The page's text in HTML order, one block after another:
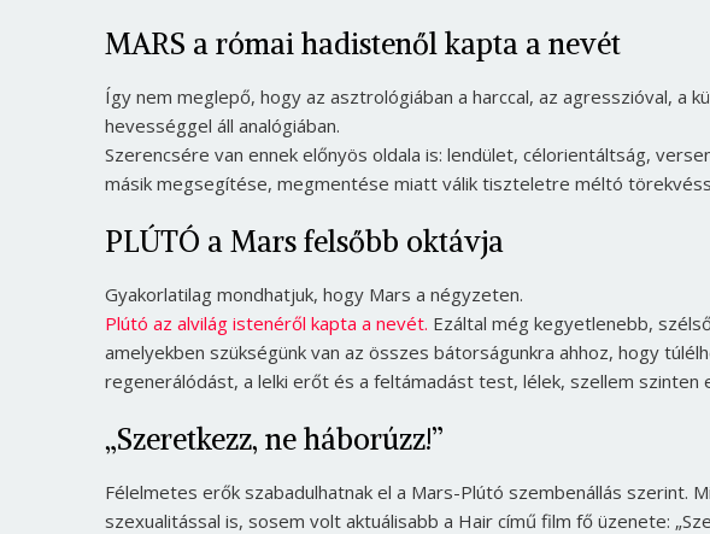
MARS a római hadistenől kapta a nevét
Így nem meglepő, hogy az asztrológiában a harccal, az agresszióval, a
hevességgel áll analógiában.
Szerencsére van ennek előnyös oldala is: lendület, célorientáltság,
másik megsegítése, megmentése miatt válik tiszteletre méltó
PLÚTÓ a Mars felsőbb oktávja
Gyakorlatilag mondhatjuk, hogy Mars a négyzeten.
Plútó az alvilág istenéről kapta a nevét. Ezáltal még kegyetlenebb,
amelyekben szükségünk van az összes bátorságunkra ahhoz, hogy
regenerálódást, a lelki erőt és a feltámadást test, lélek, szellem szinten
„Szeretkezz, ne háborúzz!”
Félelmetes erők szabadulhatnak el a Mars-Plútó szembenállás szerint.
szexualitással is, sosem volt aktuálisabb a Hair című film fő üzenete: